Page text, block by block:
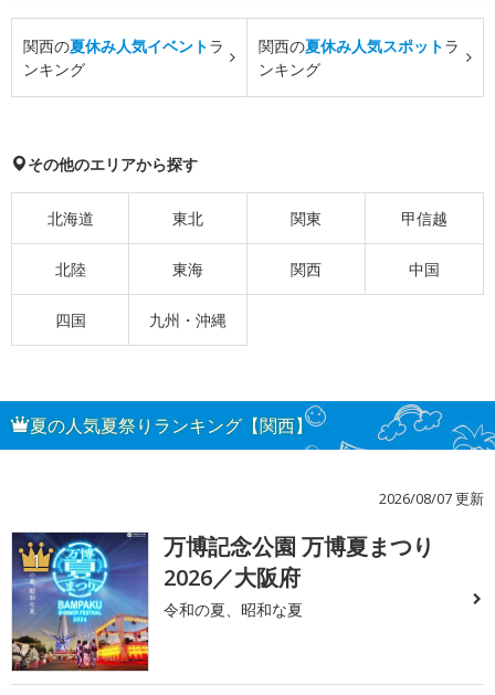
関西の夏休み人気イベントラ
ンキング
関西の夏休み人気スポットラ
ンキング
その他のエリアから探す
北海道 東北 関東 甲信越
北陸 東海 関西 中国
四国 九州・沖縄
夏の人気夏祭りランキング【関西】
2026/08/07 更新
1
万博記念公園 万博夏まつり
2026／大阪府
令和の夏、昭和な夏